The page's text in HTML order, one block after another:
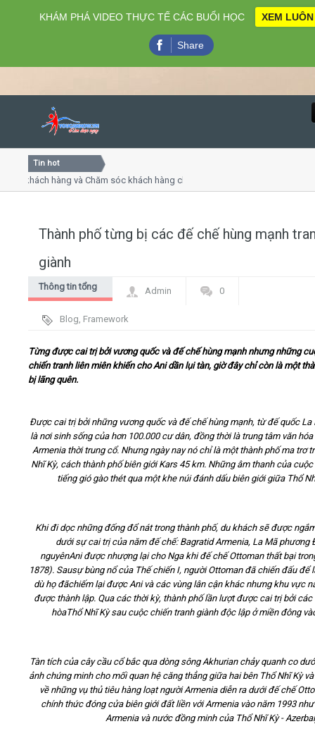
Close
Home
Video
Kiến thức
Liên hệ - Đăng ký
Tin hot
hàng và Chăm sóc khách hàng chuyên nghiệp
Thành phố từng bị các đế chế hùng mạnh
giành
Thông tin tổng
Admin 0
Blog, Framework
Từng được cai trị bởi vương quốc và đế chế hùng mạnh nhưng những
chiến tranh liên miên khiến cho Ani dần lụi tàn, giờ đây chỉ còn là một
bị lãng quên.
Được cai trị bởi những vương quốc và đế chế hùng mạnh, từ đế quốc
là nơi sinh sống của hơn 100.000 cư dân, đồng thời là trung tâm văn
Armenia thời trung cổ. Nhưng ngày nay nó chỉ là một thành phố ma trơ
Nhĩ Kỳ, cách thành phố biên giới Kars 45 km. Những âm thanh của
tiếng gió gào thét qua một khe núi đánh dấu biên giới giữa Thổ
Khi đi dọc những đống đổ nát trong thành phố, du khách sẽ được
dưới sự cai trị của năm đế chế: Bagratid Armenia, La Mã phương
nguyênAni được nhượng lại cho Nga khi đế chế Ottomanthất bại
1878). Sausự bùng nổ của Thế chiến I, người Ottoman đã chiến đấu để
dù họđãchiếm lạiđượcAni và các vùng lân cận khác nhưng khu vực
được thành lập. Qua các thời kỳ, thành phố lần lượt được cai trị bởi
hòaThổ Nhĩ Kỳ sau cuộc chiến tranh giành độc lập ở miền đông
Tàn tích của cây cầu cổ bắc qua dòng sông Akhurian chảy quanh co
ảnh chứng minh cho mối quan hệ căng thẳng giữa hai bên Thổ Nhĩ Kỳ
về những vụ thủ tiêu hàng loạt người Armenia diễn ra dưới đế chế
chính thức đóng cửa biên giới đất liền với Armenia vào năm 1993
Armenia và nước đồng minh của Thổ Nhĩ Kỳ -
KHÁM PHÁ VIDEO THỰC TẾ CÁC BUỔI HỌC XEM LUÔN
Share